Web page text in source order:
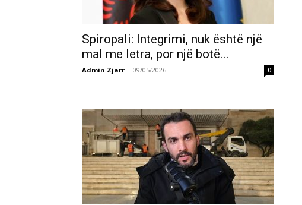
Spiropali: Integrimi, nuk është një
mal me letra, por një botë...
Admin Zjarr - 09/05/2026 0